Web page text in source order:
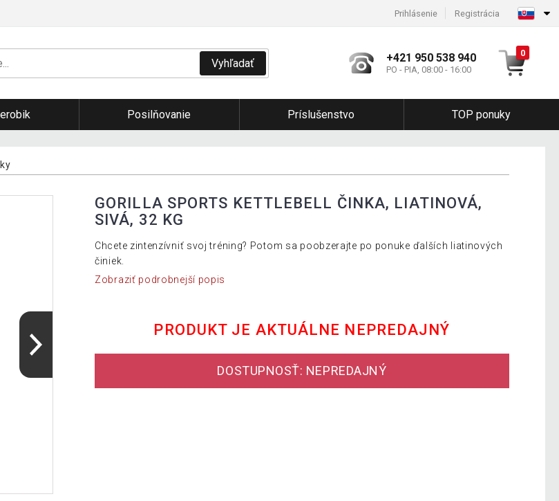
Prihlásenie Registrácia
Vyhľadať +421 950 538 940
PO - PIA, 08:00 - 16:00
0
Posilňovanie Príslušenstvo TOP ponuky
GORILLA SPORTS KETTLEBELL ČINKA, LIATINOVÁ,
SIVÁ, 32 KG
Chcete zintenzívniť svoj tréning? Potom sa poobzerajte po ponuke ďalších liatinových
činiek.
Zobraziť podrobnejší popis
PRODUKT JE AKTUÁLNE NEPREDAJNÝ
DOSTUPNOSŤ: NEPREDAJNÝ